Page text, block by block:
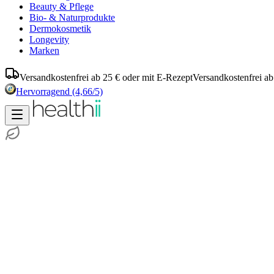
Beauty & Pflege
Bio- & Naturprodukte
Dermokosmetik
Longevity
Marken
Versandkostenfrei ab 25 € oder mit E-RezeptVersandkostenfrei
Hervorragend (4,66/5)